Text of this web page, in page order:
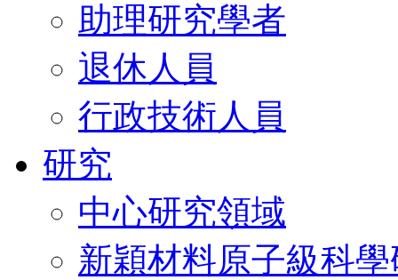
助理研究學者
退休人員
行政技術人員
研究
中心研究領域
新穎材料原子級科